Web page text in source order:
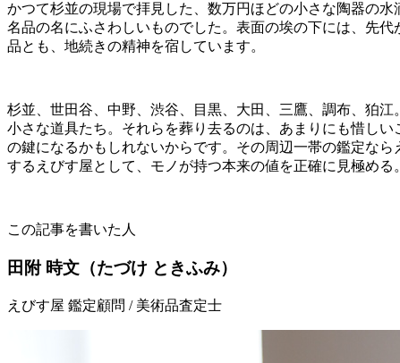
かつて杉並の現場で拝見した、数万円ほどの小さな陶器の
名品の名にふさわしいものでした。表面の埃の下には、先
品とも、地続きの精神を宿しています。
杉並、世田谷、中野、渋谷、目黒、大田、三鷹、調布、狛
小さな道具たち。それらを葬り去るのは、あまりにも惜し
の鍵になるかもしれないからです。その周辺一帯の鑑定な
するえびす屋として、モノが持つ本来の値を正確に見極め
この記事を書いた人
田附 時文 （たづけ ときふみ）
えびす屋 鑑定顧問 / 美術品査定士